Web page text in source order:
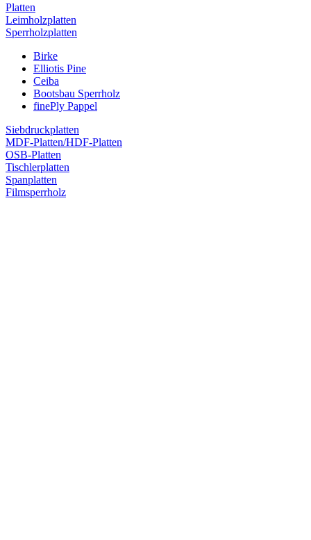
Platten
Leimholzplatten
Sperrholzplatten
Birke
Elliotis Pine
Ceiba
Bootsbau Sperrholz
finePly Pappel
Siebdruckplatten
MDF-Platten/HDF-Platten
OSB-Platten
Tischlerplatten
Spanplatten
Filmsperrholz